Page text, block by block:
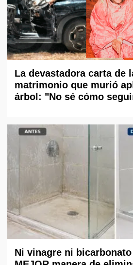
La devastadora carta de
matrimonio que murió
árbol: "No sé cómo
Ni vinagre ni